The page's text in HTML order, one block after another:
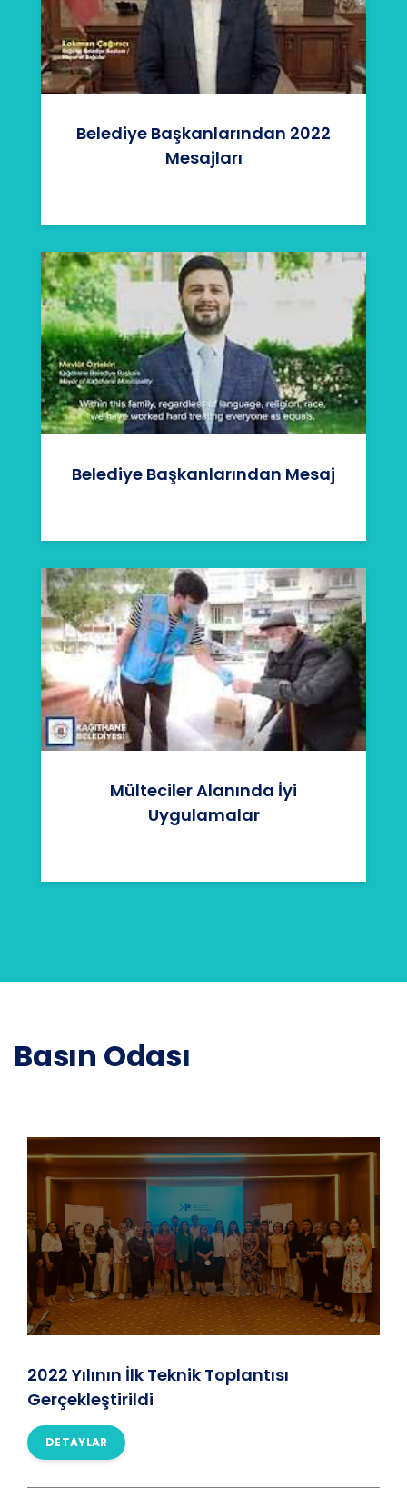
Belediye Başkanlarından 2022
Mesajları
Belediye Başkanlarından Mesaj
Mülteciler Alanında İyi
Uygulamalar
Basın Odası
2022 Yılının İlk Teknik Toplantısı
Gerçekleştirildi
DETAYLAR